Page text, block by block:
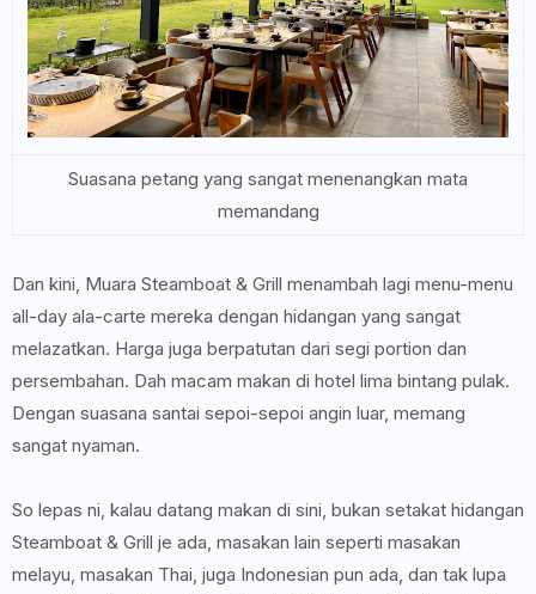
Suasana petang yang sangat menenangkan mata
memandang
Dan kini, Muara Steamboat & Grill menambah lagi menu-menu
all-day ala-carte mereka dengan hidangan yang sangat
melazatkan. Harga juga berpatutan dari segi portion dan
persembahan. Dah macam makan di hotel lima bintang pulak.
Dengan suasana santai sepoi-sepoi angin luar, memang
sangat nyaman.
So lepas ni, kalau datang makan di sini, bukan setakat hidangan
Steamboat & Grill je ada, masakan lain seperti masakan
melayu, masakan Thai, juga Indonesian pun ada, dan tak lupa